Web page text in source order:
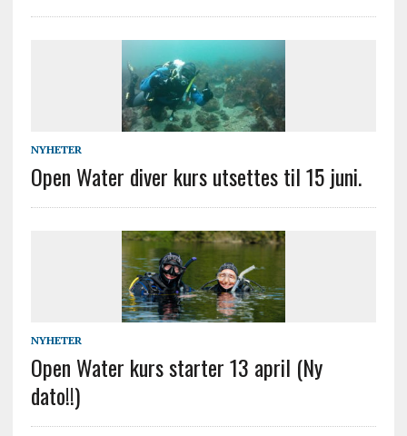
NYHETER
Open Water diver kurs utsettes til 15 juni.
NYHETER
Open Water kurs starter 13 april (Ny
dato!!)